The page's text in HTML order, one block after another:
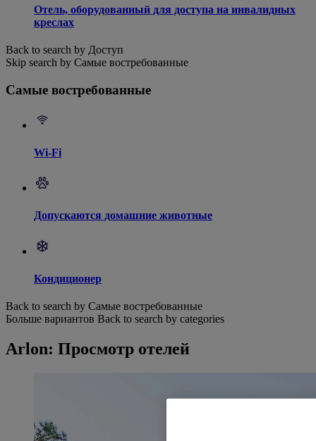
Отель, оборудованный для доступа на инвалидных
креслах
Back to search by Доступ
Skip search by Самые востребованные
Самые востребованные
Wi-Fi
Допускаются домашние животные
Кондиционер
Back to search by Самые востребованные
Больше вариантов Back to search by categories
Arlon: Просмотр отелей